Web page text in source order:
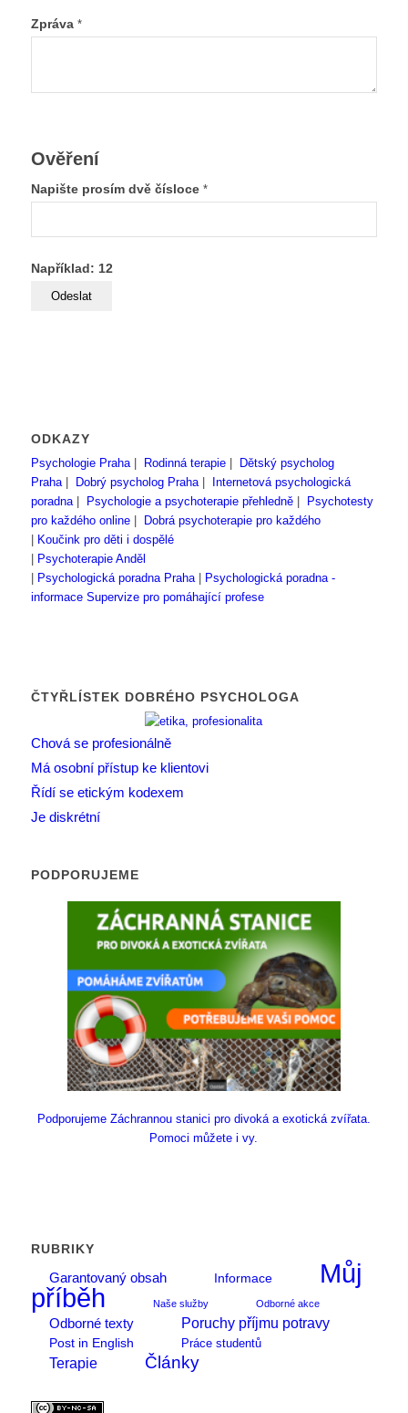
Zpráva *
Ověření
Napište prosím dvě čísloce *
Například: 12
ODKAZY
Psychologie Praha| Rodinná terapie|
Dětský psycholog
Praha| Dobrý psycholog Praha|
Internetová psychologická
poradna| Psychologie a psychoterapie přehledně|
Psychotesty
pro každého online|
Dobrá psychoterapie pro každého
Koučink pro děti i dospělé
Psychoterapie Anděl
Psychologická poradna Praha|
Psychologická poradna -
informace Supervize pro pomáhající profese
ČTYŘLÍSTEK DOBRÉHO PSYCHOLOGA
Chová se profesionálně
Má osobní přístup ke klientovi
Řídí se etickým kodexem
Je diskrétní
PODPORUJEME
Podporujeme Záchrannou stanici pro divoká a exotická zvířata.
Pomoci můžete i vy.
RUBRIKY
Garantovaný obsah
Informace
Můj
příběh
Naše služby Odborné akce
Odborné texty Poruchy příjmu potravy
Post in English Práce studentů
Terapie Články